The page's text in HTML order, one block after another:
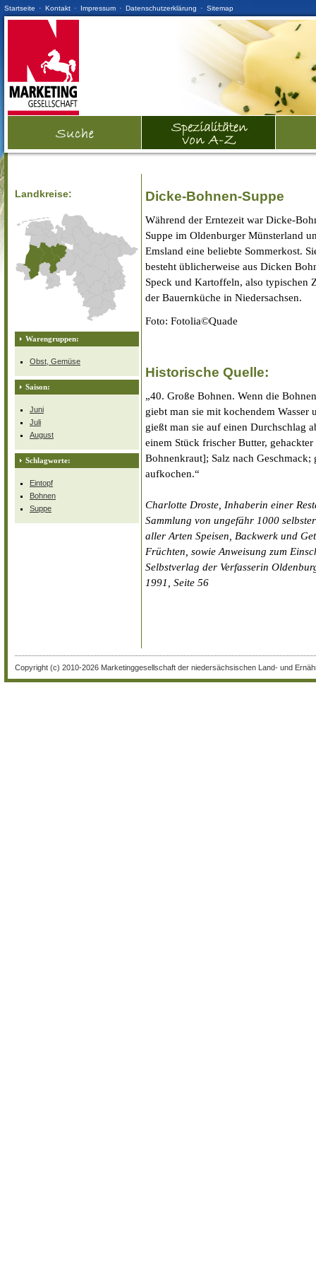
Startseite · Kontakt · Impressum · Datenschutzerklärung · Sitemap
Landkreise:
Warengruppen:
Obst, Gemüse
Saison:
Juni
Juli
August
Schlagworte:
Eintopf
Bohnen
Suppe
Dicke-Bohnen-Suppe
Während der Erntezeit war Dicke-
Suppe im Oldenburger Münsterland
Emsland eine beliebte Sommerkost.
besteht üblicherweise aus Dicken
Speck und Kartoffeln, also typischen
der Bauernküche in Niedersachsen.
Foto: Fotolia©Quade
Historische Quelle:
„40. Große Bohnen. Wenn die
giebt man sie mit kochendem Wasser
gießt man sie auf einen Durchschlag
einem Stück frischer Butter,
Bohnenkraut]; Salz nach
aufkochen.“
Charlotte Droste, Inhaberin einer
Sammlung von ungefähr 1000
aller Arten Speisen, Backwerk und
Früchten, sowie Anweisung zum
Selbstverlag der Verfasserin
1991, Seite 56
Copyright (c) 2010-2026 Marketinggesellschaft der niedersächsischen Land- und